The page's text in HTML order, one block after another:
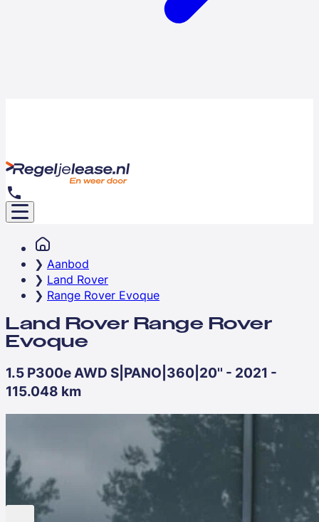
Aanbod
Land Rover
Range Rover Evoque
Land Rover Range Rover
Evoque
1.5 P300e AWD S|PANO|360|20'' - 2021 -
115.048 km